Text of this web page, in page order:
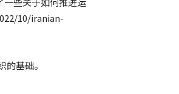
10/iranian-
基础。